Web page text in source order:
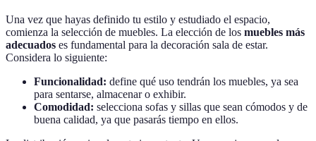
Una vez que hayas definido tu estilo y estudiado el espacio,
comienza la selección de muebles. La elección de los muebles más
adecuados es fundamental para la decoración sala de estar.
Considera lo siguiente:
Funcionalidad: define qué uso tendrán los muebles, ya sea
para sentarse, almacenar o exhibir.
Comodidad: selecciona sofas y sillas que sean cómodos y de
buena calidad, ya que pasarás tiempo en ellos.